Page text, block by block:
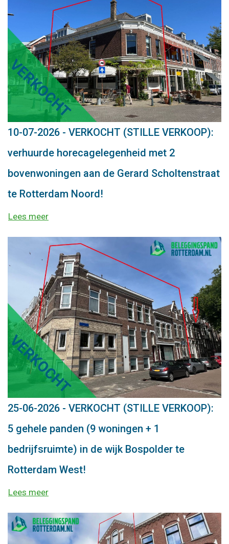
10-07-2026 - VERKOCHT (STILLE VERKOOP):
verhuurde horecagelegenheid met 2
bovenwoningen aan de Gerard Scholtenstraat
te Rotterdam Noord!
Lees meer
25-06-2026 - VERKOCHT (STILLE VERKOOP):
5 gehele panden (9 woningen + 1
bedrijfsruimte) in de wijk Bospolder te
Rotterdam West!
Lees meer